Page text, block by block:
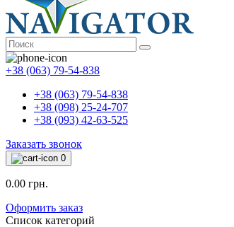
+38 (063) 79-54-838
+38 (063) 79-54-838
+38 (098) 25-24-707
+38 (093) 42-63-525
Заказать звонок
0
0.00 грн.
Оформить заказ
Список категорий